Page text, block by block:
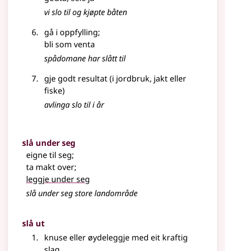
vi slo til og kjøpte båten
gå i oppfylling;
bli som venta
spådomane har slått til
gje godt resultat (i jordbruk, jakt eller
fiske)
avlinga slo til i år
slå under seg
eigne til seg;
ta makt over;
leggje under seg
slå under seg store landområde
slå ut
knuse eller øydeleggje med eit kraftig